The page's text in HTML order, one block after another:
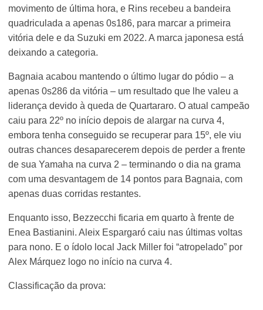
movimento de última hora, e Rins recebeu a bandeira
quadriculada a apenas 0s186, para marcar a primeira
vitória dele e da Suzuki em 2022. A marca japonesa está
deixando a categoria.
Bagnaia acabou mantendo o último lugar do pódio – a
apenas 0s286 da vitória – um resultado que lhe valeu a
liderança devido à queda de Quartararo. O atual campeão
caiu para 22º no início depois de alargar na curva 4,
embora tenha conseguido se recuperar para 15º, ele viu
outras chances desaparecerem depois de perder a frente
de sua Yamaha na curva 2 – terminando o dia na grama
com uma desvantagem de 14 pontos para Bagnaia, com
apenas duas corridas restantes.
Enquanto isso, Bezzecchi ficaria em quarto à frente de
Enea Bastianini. Aleix Espargaró caiu nas últimas voltas
para nono. E o ídolo local Jack Miller foi “atropelado” por
Alex Márquez logo no início na curva 4.
Classificação da prova: